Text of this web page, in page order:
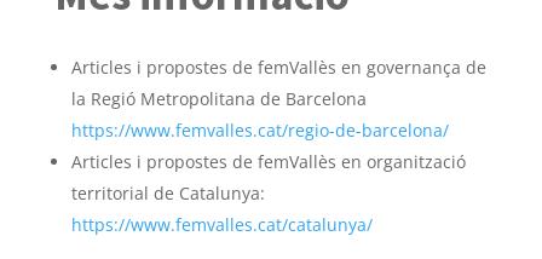
Articles i propostes de femVallès en governança de
la Regió Metropolitana de Barcelona
https://www.femvalles.cat/regio-de-barcelona/
Articles i propostes de femVallès en organització
territorial de Catalunya:
https://www.femvalles.cat/catalunya/